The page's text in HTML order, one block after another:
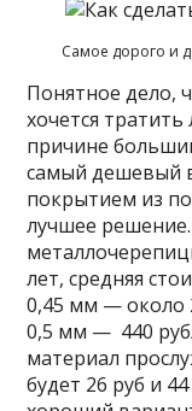
Самое дорого и
Понятное дело,
хочется
причине
самый дешевый
покрытием из
лучшее
лет, средняя
0,45 мм — около
0,5 мм — 440
материал
будет 26 руб и